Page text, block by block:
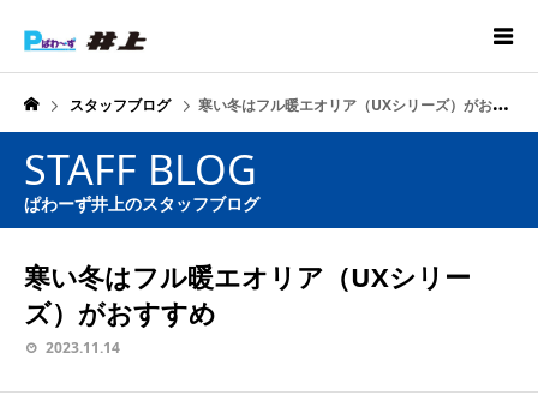
スタッフブログ 寒い冬はフル暖エオリア（UXシリーズ）がおすすめ
STAFF BLOG
ぱわーず井上のスタッフブログ
寒い冬はフル暖エオリア（UXシリー
ズ）がおすすめ
2023.11.14